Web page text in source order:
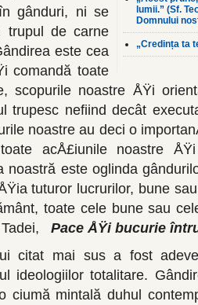
lumii.” (Sf.
Domnului
„Credința ta
gânduri, ni se
trupul de carne
este cea
comandă toate
scopu­rile noastre ÅŸi
trupesc nefiind decât
noastre au deci o
acÅ£iunile noastre
noastră este oglinda
tuturor lucrurilor, bune
toa­te cele bune sau
Pace ÅŸi bucurie
citat mai sus a fost
ideologiilor totalitare.
ciu­mă mintală duhul